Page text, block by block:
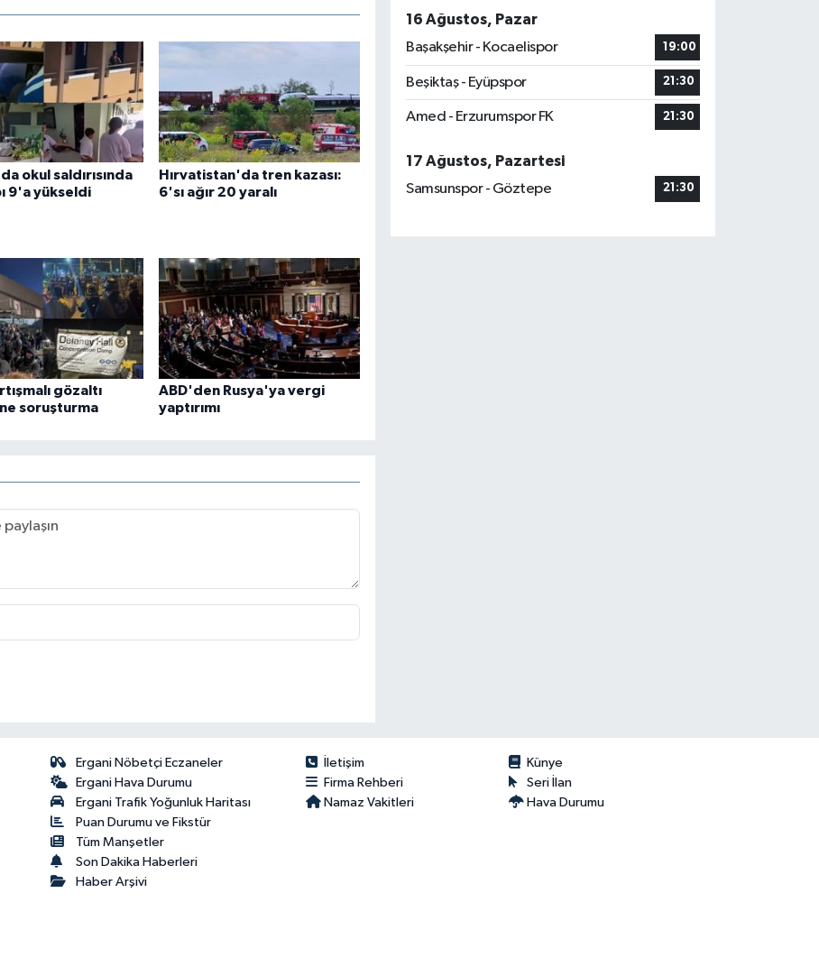
okul saldırısında
9'a yükseldi
Hırvatistan'da tren kazası:
6'sı ağır 20 yaralı
gözaltı
soruşturma
ABD'den Rusya'ya vergi
yaptırımı
16 Ağustos, Pazar
Başakşehir - Kocaelispor
19:00
Beşiktaş - Eyüpspor 21:30
Amed - Erzurumspor FK 21:30
17 Ağustos, Pazartesi
Samsunspor - Göztepe
21:30
Ergani Nöbetçi Eczaneler
Ergani Hava Durumu
Ergani Trafik Yoğunluk Haritası
Puan Durumu ve Fikstür
Tüm Manşetler
Son Dakika Haberleri
Haber Arşivi
İletişim
Künye
Firma Rehberi
Seri İlan
Namaz Vakitleri
Hava Durumu